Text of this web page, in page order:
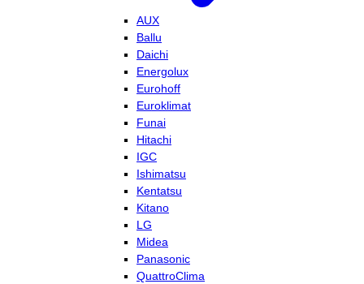
AUX
Ballu
Daichi
Energolux
Eurohoff
Euroklimat
Funai
Hitachi
IGC
Ishimatsu
Kentatsu
Kitano
LG
Midea
Panasonic
QuattroClima